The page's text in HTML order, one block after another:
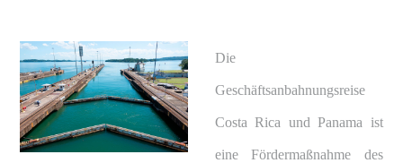
Die
Geschäftsanbahnungsreise
Costa Rica und Panama ist
eine Fördermaßnahme des